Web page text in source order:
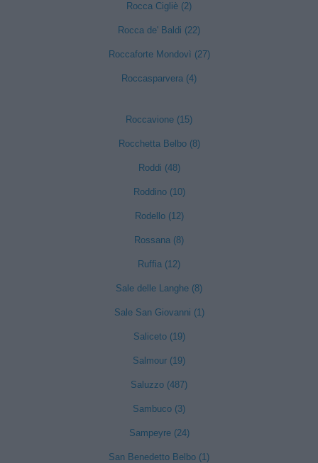
Rocca Cigliè (2)
Rocca de' Baldi (22)
Roccaforte Mondovì (27)
Roccasparvera (4)
Roccavione (15)
Rocchetta Belbo (8)
Roddi (48)
Roddino (10)
Rodello (12)
Rossana (8)
Ruffia (12)
Sale delle Langhe (8)
Sale San Giovanni (1)
Saliceto (19)
Salmour (19)
Saluzzo (487)
Sambuco (3)
Sampeyre (24)
San Benedetto Belbo (1)